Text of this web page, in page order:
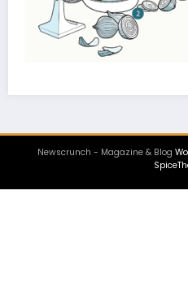
Newscrunch - Magazine & Blog